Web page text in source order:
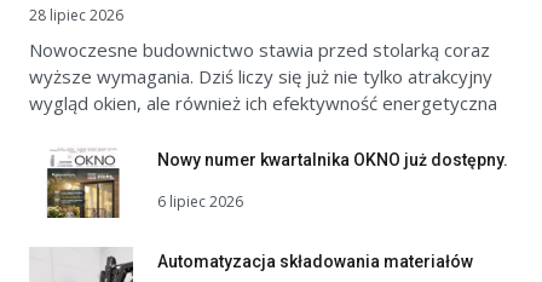
28 lipiec 2026
Nowoczesne budownictwo stawia przed stolarką coraz
wyższe wymagania. Dziś liczy się już nie tylko atrakcyjny
wygląd okien, ale również ich efektywność energetyczna
Nowy numer kwartalnika OKNO już dostępny.
6 lipiec 2026
Automatyzacja składowania materiałów